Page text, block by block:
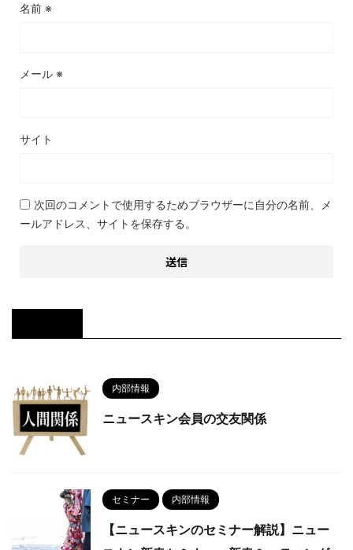
名前 ※
メール ※
サイト
次回のコメントで使用するためブラウザーに自分の名前、メ
ールアドレス、サイトを保存する。
内部情報
ニュースキン会員の交友関係
セミナー 内部情報
【ニュースキンのセミナー解説】ニュー